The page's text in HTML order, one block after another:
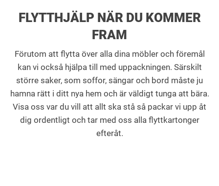
FLYTTHJÄLP NÄR DU KOMMER
FRAM
Förutom att flytta över alla dina möbler och föremål
kan vi också hjälpa till med uppackningen. Särskilt
större saker, som soffor, sängar och bord måste ju
hamna rätt i ditt nya hem och är väldigt tunga att bära.
Visa oss var du vill att allt ska stå så packar vi upp åt
dig ordentligt och tar med oss alla flyttkartonger
efteråt.